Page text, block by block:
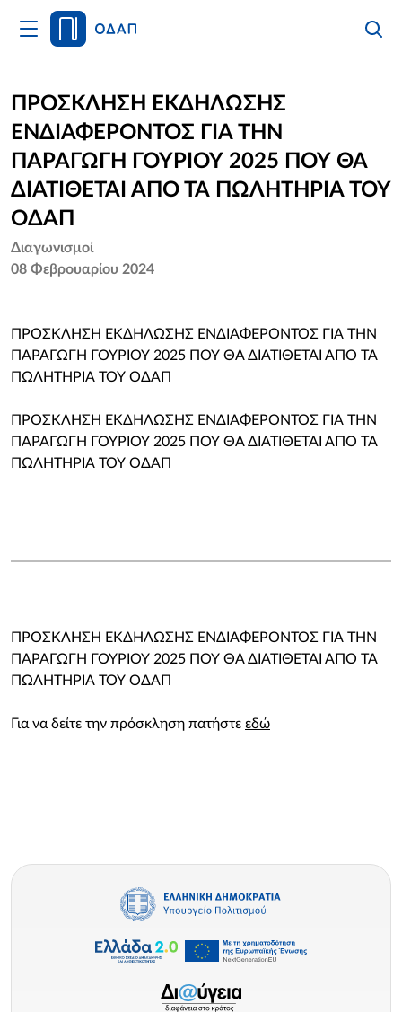
Άνοιγμα
Κυρίως
Αρχική
Οργανισμός
Υπηρεσίες
Νέα
Επικοινωνία
ΠΡΟΣΚΛΗΣΗ ΕΚΔΗΛΩΣΗΣ
ΕΝΔΙΑΦΕΡΟΝΤΟΣ ΓΙΑ ΤΗΝ
ΠΑΡΑΓΩΓΗ ΓΟΥΡΙΟΥ 2025 ΠΟΥ ΘΑ
ΔΙΑΤΙΘΕΤΑΙ ΑΠΟ ΤΑ ΠΩΛΗΤΗΡΙΑ ΤΟΥ
ΟΔΑΠ
Διαγωνισμοί
08 Φεβρουαρίου 2024
ΠΡΟΣΚΛΗΣΗ ΕΚΔΗΛΩΣΗΣ ΕΝΔΙΑΦΕΡΟΝΤΟΣ ΓΙΑ ΤΗΝ
ΠΑΡΑΓΩΓΗ ΓΟΥΡΙΟΥ 2025 ΠΟΥ ΘΑ ΔΙΑΤΙΘΕΤΑΙ ΑΠΟ ΤΑ
ΠΩΛΗΤΗΡΙΑ ΤΟΥ ΟΔΑΠ
ΠΡΟΣΚΛΗΣΗ ΕΚΔΗΛΩΣΗΣ ΕΝΔΙΑΦΕΡΟΝΤΟΣ ΓΙΑ ΤΗΝ
ΠΑΡΑΓΩΓΗ ΓΟΥΡΙΟΥ 2025 ΠΟΥ ΘΑ ΔΙΑΤΙΘΕΤΑΙ ΑΠΟ ΤΑ
ΠΩΛΗΤΗΡΙΑ ΤΟΥ ΟΔΑΠ
ΠΡΟΣΚΛΗΣΗ ΕΚΔΗΛΩΣΗΣ ΕΝΔΙΑΦΕΡΟΝΤΟΣ ΓΙΑ ΤΗΝ
ΠΑΡΑΓΩΓΗ ΓΟΥΡΙΟΥ 2025 ΠΟΥ ΘΑ ΔΙΑΤΙΘΕΤΑΙ ΑΠΟ ΤΑ
ΠΩΛΗΤΗΡΙΑ ΤΟΥ ΟΔΑΠ
Για να δείτε την πρόσκληση πατήστε εδώ